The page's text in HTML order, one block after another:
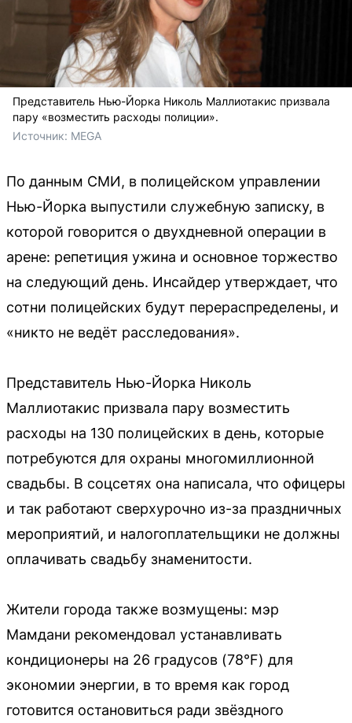
Представитель Нью-Йорка Николь Маллиотакис призвала
пару «возместить расходы полиции».
Источник: MEGA
По данным СМИ, в полицейском управлении
Нью-Йорка выпустили служебную записку, в
которой говорится о двухдневной операции в
арене: репетиция ужина и основное торжество
на следующий день. Инсайдер утверждает, что
сотни полицейских будут перераспределены, и
«никто не ведёт расследования».
Представитель Нью-Йорка Николь
Маллиотакис призвала пару возместить
расходы на 130 полицейских в день, которые
потребуются для охраны многомиллионной
свадьбы. В соцсетях она написала, что офицеры
и так работают сверхурочно из-за праздничных
мероприятий, и налогоплательщики не должны
оплачивать свадьбу знаменитости.
Жители города также возмущены: мэр
Мамдани рекомендовал устанавливать
кондиционеры на 26 градусов (78°F) для
экономии энергии, в то время как город
готовится остановиться ради звёздного